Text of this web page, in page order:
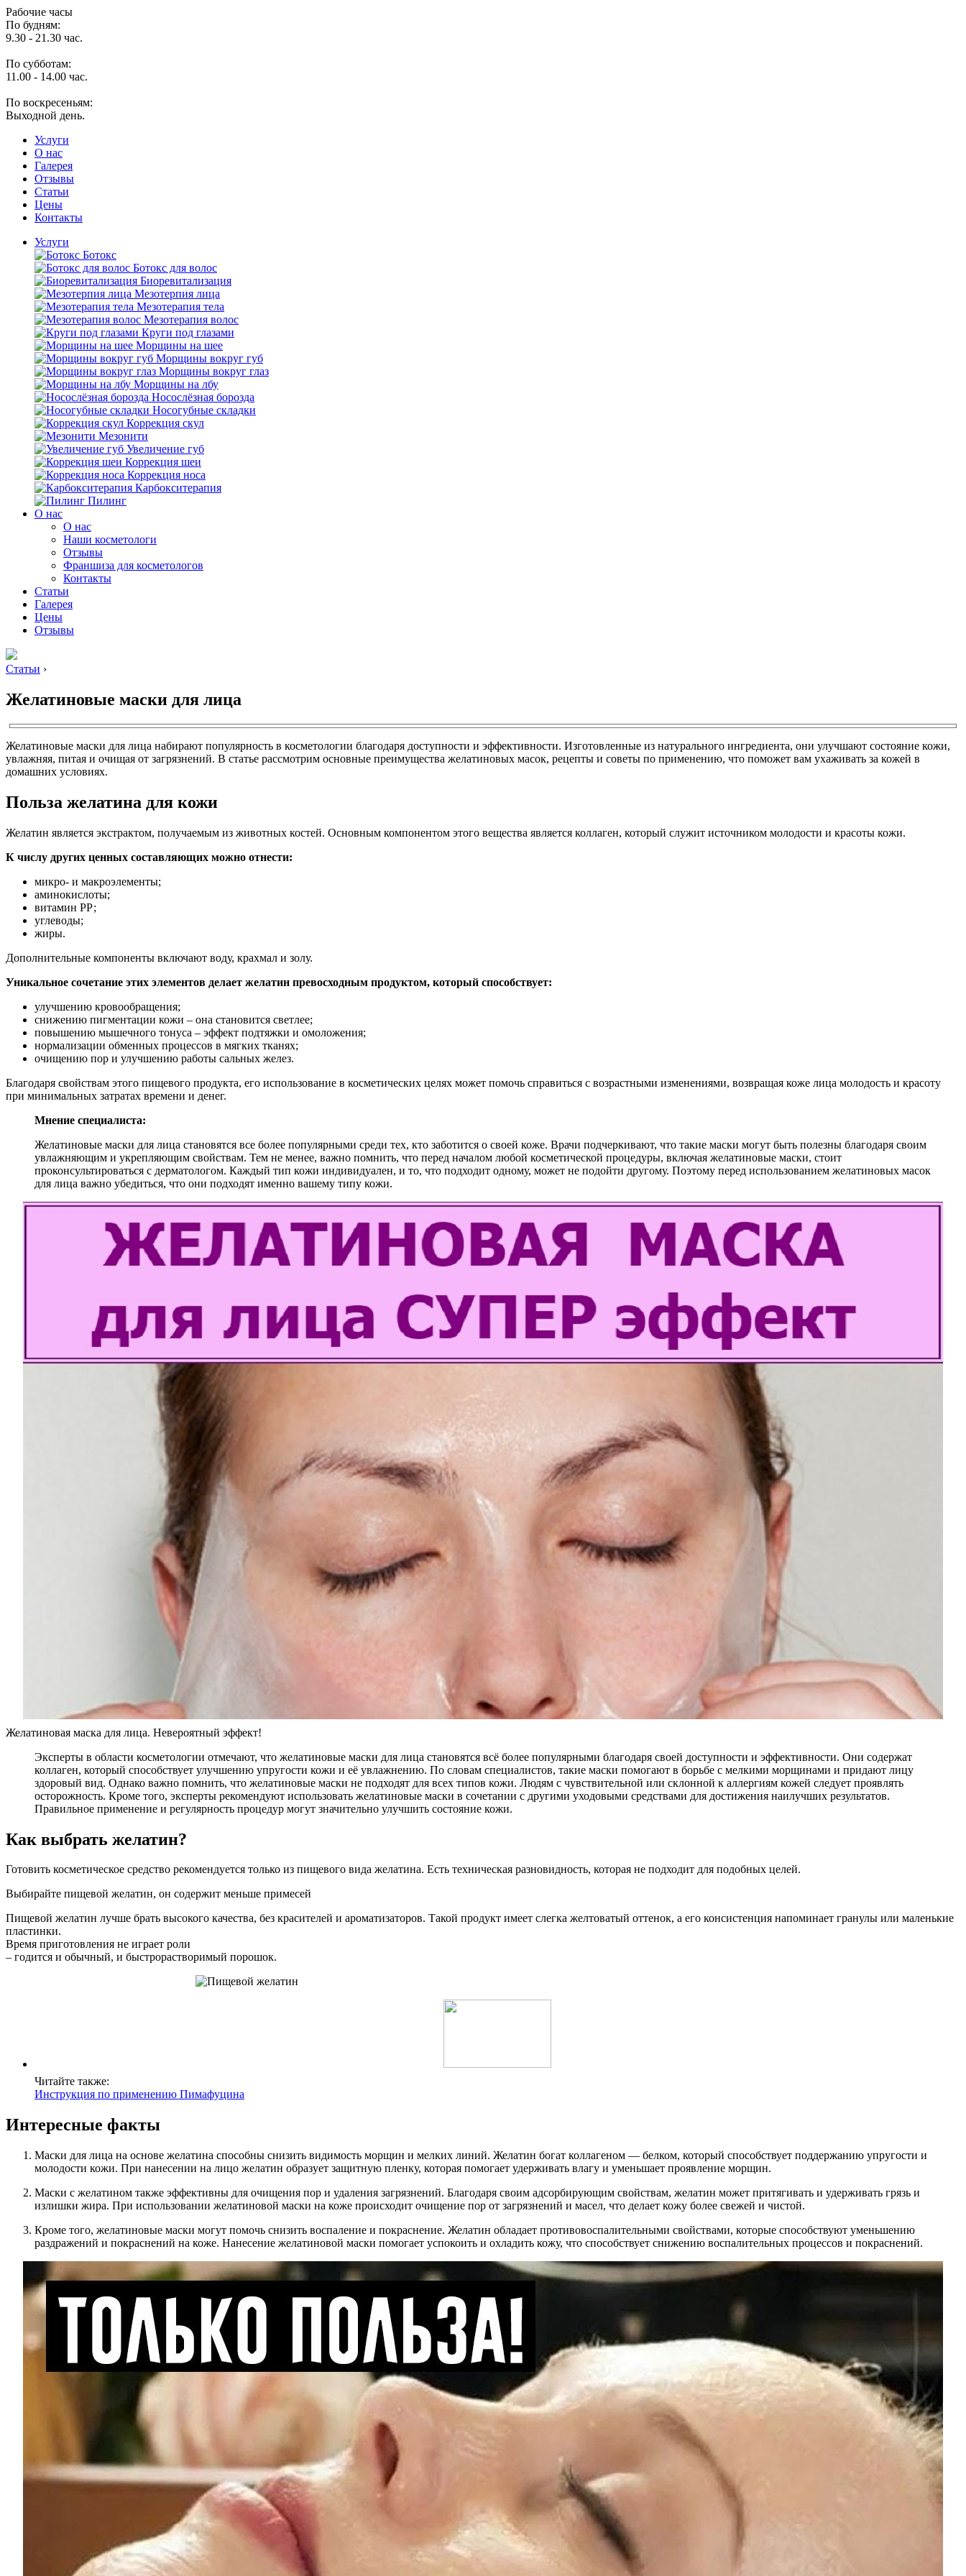
Рабочие часы
По будням:
9.30 - 21.30 час.
По субботам:
11.00 - 14.00 час.
По воскресеньям:
Выходной день.
Услуги
O нас
Галерея
Отзывы
Статьи
Цены
Контакты
Услуги
Ботокс
Ботокс для волос
Биоревитализация
Мезотерпия лица
Мезотерапия тела
Мезотерапия волос
Круги под глазами
Морщины на шее
Морщины вокруг губ
Морщины вокруг глаз
Морщины на лбу
Носослёзная борозда
Носогубные складки
Коррекция скул
Мезонити
Увеличение губ
Коррекция шеи
Коррекция носа
Карбокситерапия
Пилинг
O нас
O нас
Наши косметологи
Отзывы
Франшиза для косметологов
Контакты
Статьи
Галерея
Цены
Отзывы
Статьи ›
Желатиновые маски для лица
Желатиновые маски для лица набирают популярность в косметологии благодаря доступности и эффективности. Изготовленные из натурального ингредиента, они улучшают состояние кожи,
увлажняя, питая и очищая от загрязнений. В статье рассмотрим основные преимущества желатиновых масок, рецепты и советы по применению, что поможет вам ухаживать за кожей в
домашних условиях.
Польза желатина для кожи
Желатин является экстрактом, получаемым из животных костей. Основным компонентом этого вещества является коллаген, который служит источником молодости и красоты кожи.
К числу других ценных составляющих можно отнести:
микро- и макроэлементы;
аминокислоты;
витамин РР;
углеводы;
жиры.
Дополнительные компоненты включают воду, крахмал и золу.
Уникальное сочетание этих элементов делает желатин превосходным продуктом, который способствует:
улучшению кровообращения;
снижению пигментации кожи – она становится светлее;
повышению мышечного тонуса – эффект подтяжки и омоложения;
нормализации обменных процессов в мягких тканях;
очищению пор и улучшению работы сальных желез.
Благодаря свойствам этого пищевого продукта, его использование в косметических целях может помочь справиться с возрастными изменениями, возвращая коже лица молодость и красоту
при минимальных затратах времени и денег.
Мнение специалиста:
Желатиновые маски для лица становятся все более популярными среди тех, кто заботится о своей коже. Врачи подчеркивают, что такие маски могут быть полезны благодаря своим
увлажняющим и укрепляющим свойствам. Тем не менее, важно помнить, что перед началом любой косметической процедуры, включая желатиновые маски, стоит
проконсультироваться с дерматологом. Каждый тип кожи индивидуален, и то, что подходит одному, может не подойти другому. Поэтому перед использованием желатиновых масок
для лица важно убедиться, что они подходят именно вашему типу кожи.
Желатиновая маска для лица. Невероятный эффект!
Эксперты в области косметологии отмечают, что желатиновые маски для лица становятся всё более популярными благодаря своей доступности и эффективности. Они содержат
коллаген, который способствует улучшению упругости кожи и её увлажнению. По словам специалистов, такие маски помогают в борьбе с мелкими морщинами и придают лицу
здоровый вид. Однако важно помнить, что желатиновые маски не подходят для всех типов кожи. Людям с чувствительной или склонной к аллергиям кожей следует проявлять
осторожность. Кроме того, эксперты рекомендуют использовать желатиновые маски в сочетании с другими уходовыми средствами для достижения наилучших результатов.
Правильное применение и регулярность процедур могут значительно улучшить состояние кожи.
Как выбрать желатин?
Готовить косметическое средство рекомендуется только из пищевого вида желатина. Есть техническая разновидность, которая не подходит для подобных целей.
Выбирайте пищевой желатин, он содержит меньше примесей
Пищевой желатин лучше брать высокого качества, без красителей и ароматизаторов. Такой продукт имеет слегка желтоватый оттенок, а его консистенция напоминает гранулы или маленькие
пластинки.
Время приготовления не играет роли
– годится и обычный, и быстрорастворимый порошок.
Читайте также:
Инструкция по применению Пимафуцина
Интересные факты
Маски для лица на основе желатина способны снизить видимость морщин и мелких линий. Желатин богат коллагеном — белком, который способствует поддержанию упругости и
молодости кожи. При нанесении на лицо желатин образует защитную пленку, которая помогает удерживать влагу и уменьшает проявление морщин.
Маски с желатином также эффективны для очищения пор и удаления загрязнений. Благодаря своим адсорбирующим свойствам, желатин может притягивать и удерживать грязь и
излишки жира. При использовании желатиновой маски на коже происходит очищение пор от загрязнений и масел, что делает кожу более свежей и чистой.
Кроме того, желатиновые маски могут помочь снизить воспаление и покраснение. Желатин обладает противовоспалительными свойствами, которые способствуют уменьшению
раздражений и покраснений на коже. Нанесение желатиновой маски помогает успокоить и охладить кожу, что способствует снижению воспалительных процессов и покраснений.